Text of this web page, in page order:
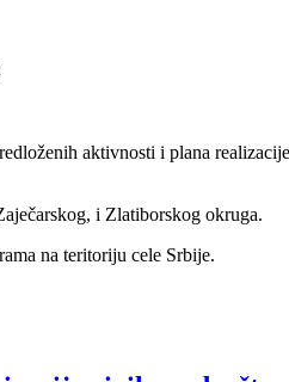
aktivnosti i plana
i Zlatiborskog okruga.
na teritoriju cele Srbije.